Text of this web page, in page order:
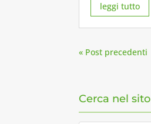
leggi tutto
« Post precedenti
Cerca nel sito